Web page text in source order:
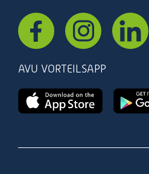
AVU VORTEILSAPP